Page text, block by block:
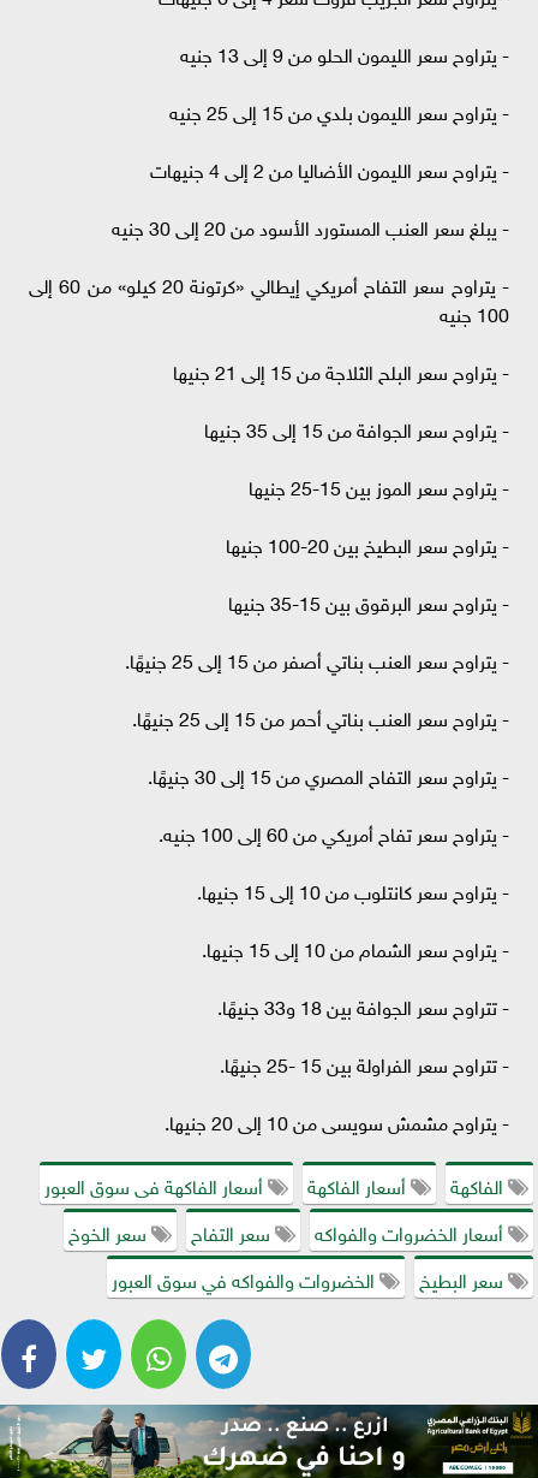
- يتراوح سعر الليمون الحلو من 9 إلى 13 جنيه
- يتراوح سعر الليمون بلدي من 15 إلى 25 جنيه
- يتراوح سعر الليمون الأضاليا من 2 إلى 4 جنيهات
- يبلغ سعر العنب المستورد الأسود من 20 إلى 30 جنيه
- يتراوح سعر التفاح أمريكي إيطالي «كرتونة 20 كيلو» من 60 إلى
100 جنيه
- يتراوح سعر البلح الثلاجة من 15 إلى 21 جنيها
- يتراوح سعر الجوافة من 15 إلى 35 جنيها
- يتراوح سعر الموز بين 15-25 جنيها
- يتراوح سعر البطيخ بين 20-100 جنيها
- يتراوح سعر البرقوق بين 15-35 جنيها
- يتراوح سعر العنب بناتي أصفر من 15 إلى 25 جنيهًا.
- يتراوح سعر العنب بناتي أحمر من 15 إلى 25 جنيهًا.
- يتراوح سعر التفاح المصري من 15 إلى 30 جنيهًا.
- يتراوح سعر تفاح أمريكي من 60 إلى 100 جنيه.
- يتراوح سعر كانتلوب من 10 إلى 15 جنيها.
- يتراوح سعر الشمام من 10 إلى 15 جنيها.
- تتراوح سعر الجوافة بين 18 و33 جنيهًا.
- تتراوح سعر الفراولة بين 15 -25 جنيهًا.
- يتراوح مشمش سويسى من 10 إلى 20 جنيها.
الفاكهة
أسعار الفاكهة
أسعار الفاكهة فى سوق العبور
أسعار الخضروات والفواكه
سعر التفاح
سعر الخوخ
سعر البطيخ
الخضروات والفواكه في سوق العبور